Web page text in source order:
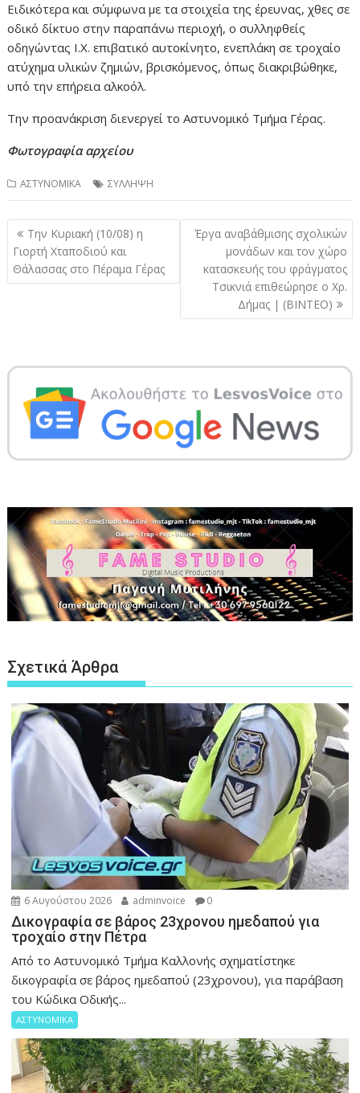
Ειδικότερα και σύμφωνα με τα στοιχεία της έρευνας, χθες σε
οδικό δίκτυο στην παραπάνω περιοχή, ο συλληφθείς
οδηγώντας Ι.Χ. επιβατικό αυτοκίνητο, ενεπλάκη σε τροχαίο
ατύχημα υλικών ζημιών, βρισκόμενος, όπως διακριβώθηκε,
υπό την επήρεια αλκοόλ.
Την προανάκριση διενεργεί το Αστυνομικό Τμήμα Γέρας.
Φωτογραφία αρχείου
ΑΣΤΥΝΟΜΙΚΑ ΣΥΛΛΗΨΗ
Πλοήγηση
άρθρων
Την Κυριακή (10/08) η
Γιορτή Χταποδιού και
Θάλασσας στο Πέραμα Γέρας
Έργα αναβάθμισης σχολικών
μονάδων και τον χώρο
κατασκευής του φράγματος
Τσικνιά επιθεώρησε ο Χρ.
Δήμας | (ΒΙΝΤΕΟ)
Σχετικά Άρθρα
6 Αυγούστου 2026 adminvoice 0
Δικογραφία σε βάρος 23χρονου ημεδαπού για
τροχαίο στην Πέτρα
Από το Αστυνομικό Τμήμα Καλλονής σχηματίστηκε
δικογραφία σε βάρος ημεδαπού (23χρονου), για παράβαση
του Κώδικα Οδικής...
ΑΣΤΥΝΟΜΙΚΑ